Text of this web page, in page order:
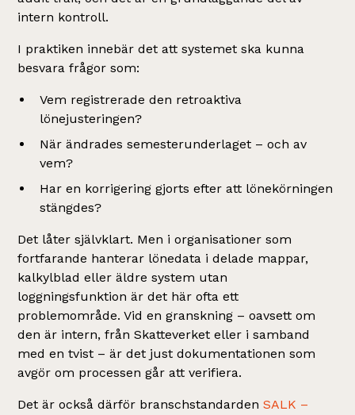
intern kontroll.
I praktiken innebär det att systemet ska kunna
besvara frågor som:
Vem registrerade den retroaktiva
lönejusteringen?
När ändrades semesterunderlaget – och av
vem?
Har en korrigering gjorts efter att lönekörningen
stängdes?
Det låter självklart. Men i organisationer som
fortfarande hanterar lönedata i delade mappar,
kalkylblad eller äldre system utan
loggningsfunktion är det här ofta ett
problemområde. Vid en granskning – oavsett om
den är intern, från Skatteverket eller i samband
med en tvist – är det just dokumentationen som
avgör om processen går att verifiera.
Det är också därför branschstandardenSALK –